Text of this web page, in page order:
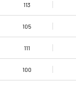
100
113
100
105
111
102
117
100